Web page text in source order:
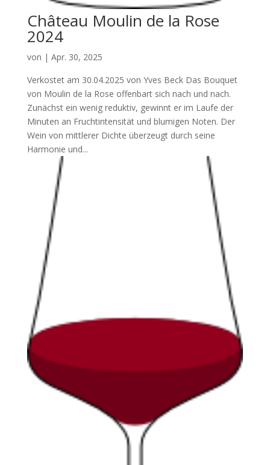
Château Moulin de la Rose
2024
von | Apr. 30, 2025
Verkostet am 30.04.2025 von Yves Beck Das Bouquet
von Moulin de la Rose offenbart sich nach und nach.
Zunächst ein wenig reduktiv, gewinnt er im Laufe der
Minuten an Fruchtintensität und blumigen Noten. Der
Wein von mittlerer Dichte überzeugt durch seine
Harmonie und...